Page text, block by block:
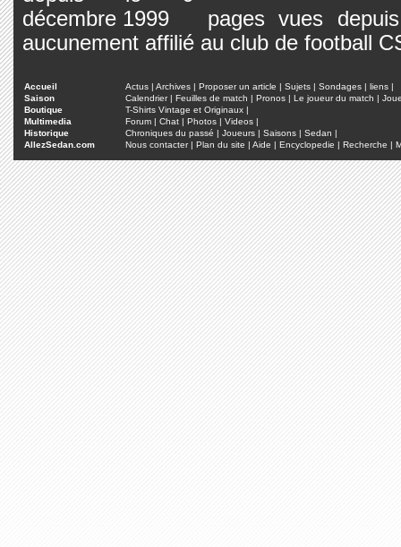
pages vues
aucunement affilié au club de football
Accueil Actus | Archives | Proposer un article | Sujets | Sondages | liens |
Saison
Calendrier| Feuilles de match | Pronos | Le joueur du match |
Boutique
T-Shirts Vintage et Originaux |
Multimedia
Forum | Chat | Photos | Videos |
Historique
Chroniques du passé | Joueurs | Saisons | Sedan |
AllezSedan.com
Nous contacter| Plan du site | Aide | Encyclopedie | Recherche |